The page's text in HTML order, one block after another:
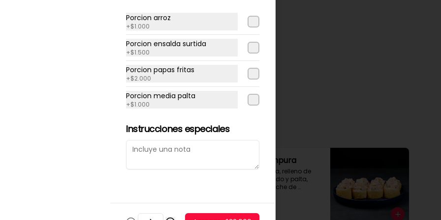
-14%
Roll Furai Tempura
Envoltura tempura, relleno de
camarón apanado y palta,
cubierto con ceviche de
$8.500
Porcion arroz
+$1.000
Porcion ensalda surtida
+$1.500
Porcion papas fritas
+$2.000
Porcion media palta
+$1.000
Instrucciones especiales